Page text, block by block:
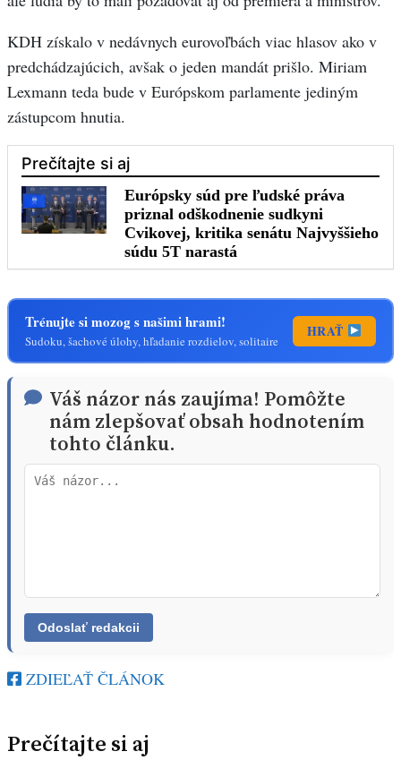
KDH získalo v nedávnych eurovoľbách viac hlasov ako v
predchádzajúcich, avšak o jeden mandát prišlo. Miriam
Lexmann teda bude v Európskom parlamente jediným
zástupcom hnutia.
Trénujte si mozog s našimi hrami!
Sudoku, šachové úlohy, hľadanie rozdielov, solitaire
HRAŤ
Váš názor nás zaujíma! Pomôžte
nám zlepšovať obsah hodnotením
tohto článku.
ZDIEĽAŤ ČLÁNOK
Prečítajte si aj